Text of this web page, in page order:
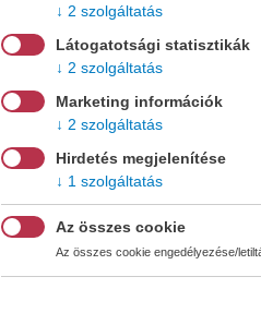
Behálózva - A hálózatok...
2 szolgáltatás
Látogatotsági statisztikák
2 szolgáltatás
Marketing információk
2 szolgáltatás
Hirdetés megjelenítése
1 szolgáltatás
Az összes cookie
Az összes cookie engedélyezése/